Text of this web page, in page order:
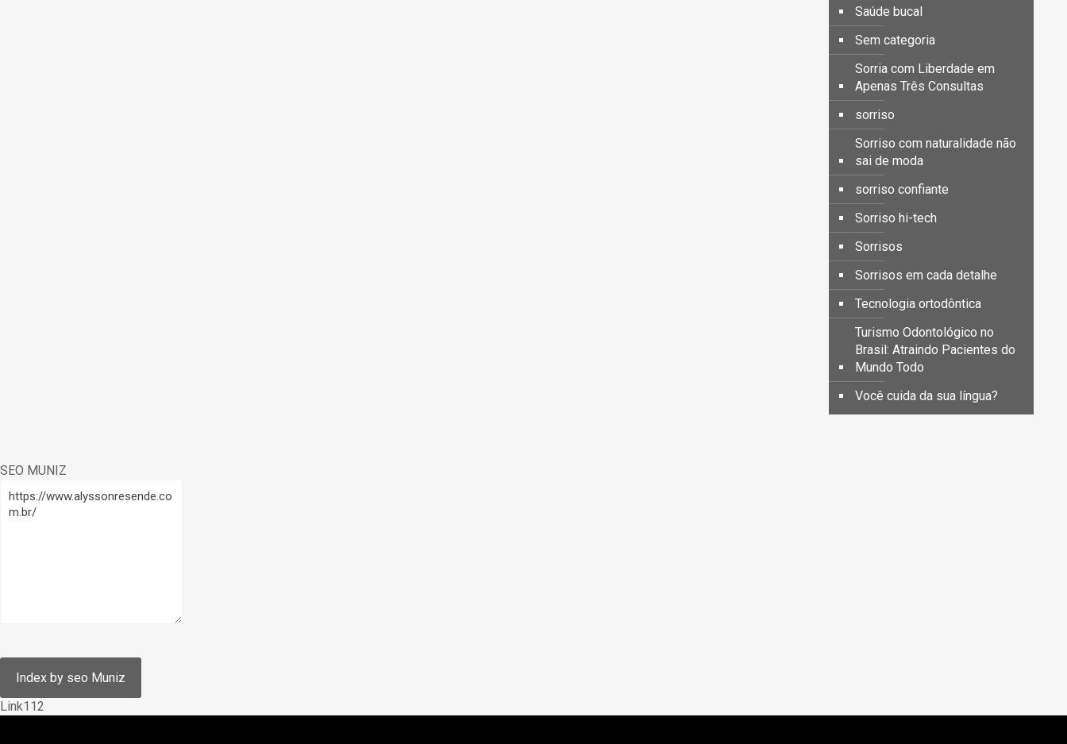
Saúde bucal
Sem categoria
Sorria com Liberdade em
Apenas Três Consultas
sorriso
Sorriso com naturalidade não
sai de moda
sorriso confiante
Sorriso hi-tech
Sorrisos
Sorrisos em cada detalhe
Tecnologia ortodôntica
Turismo Odontológico no
Brasil: Atraindo Pacientes do
Mundo Todo
Você cuida da sua língua?
SEO MUNIZ
Link112